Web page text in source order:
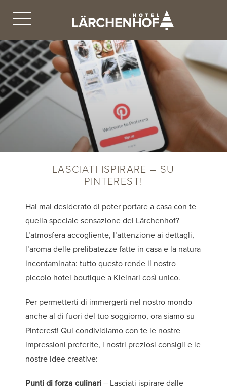
LASCIATI ISPIRARE – SU
PINTEREST!
Hai mai desiderato di poter portare a casa con te
quella speciale sensazione del Lärchenhof?
L’atmosfera accogliente, l’attenzione ai dettagli,
l’aroma delle prelibatezze fatte in casa e la natura
incontaminata: tutto questo rende il nostro
piccolo hotel boutique a Kleinarl così unico.
Per permetterti di immergerti nel nostro mondo
anche al di fuori del tuo soggiorno, ora siamo su
Pinterest! Qui condividiamo con te le nostre
impressioni preferite, i nostri preziosi consigli e le
nostre idee creative:
Punti di forza culinari– Lasciati ispirare dalle